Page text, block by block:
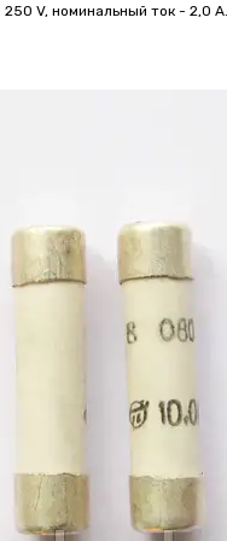
V, номинальный ток -